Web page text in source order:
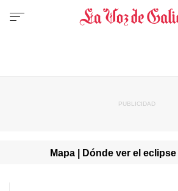
Mapa | Dónde ver el